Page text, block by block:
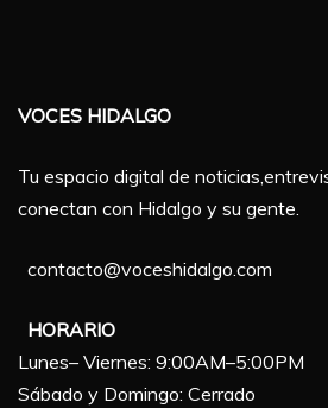
VOCES HIDALGO
Tu espacio digital de
conectan con Hidalgo y su gente.
contacto@voceshidalgo.com
HORARIO
Lunes– Viernes: 9:00AM–5:00PM
Sábado y Domingo: Cerrado